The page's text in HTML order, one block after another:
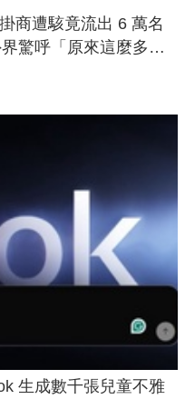
商遭駭竟流出 6 萬名
驚呼「原來這麼多人
生成數千張兒童不雅